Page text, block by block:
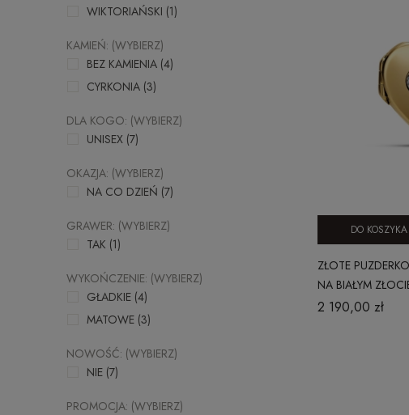
WIKTORIAŃSKI (1)
KAMIEŃ: (WYBIERZ)
BEZ KAMIENIA (4)
CYRKONIA (3)
DLA KOGO: (WYBIERZ)
UNISEX (7)
OKAZJA: (WYBIERZ)
NA CO DZIEŃ (7)
GRAWER: (WYBIERZ)
TAK (1)
WYKOŃCZENIE: (WYBIERZ)
GŁADKIE (4)
MATOWE (3)
NOWOŚĆ: (WYBIERZ)
NIE (7)
PROMOCJA: (WYBIERZ)
ZŁOTE
NA BIAŁYM
HERITAGE
2 190,00 zł
DO KOSZYKA